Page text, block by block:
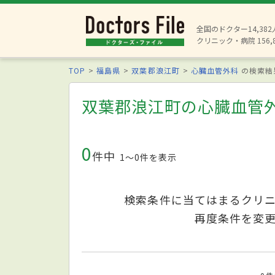
全国のドクター14,382
クリニック・病院
TOP 福島県 双葉郡浪江町 心臓血管外科 の検索
双葉郡浪江町の心臓血管
0件中 1〜0件を表示
検索条件に当てはまるクリ
再度条件を変